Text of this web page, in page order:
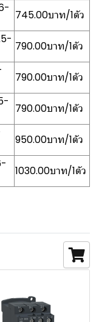
745.00บาท/1ตัว
790.00บาท/1ตัว
790.00บาท/1ตัว
790.00บาท/1ตัว
950.00บาท/1ตัว
1030.00บาท/1ตัว